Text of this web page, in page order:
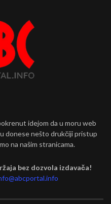
idejom da u moru web
donese nešto drukčiji pristup
na našim stranicama.
bez dozvola izdavača!